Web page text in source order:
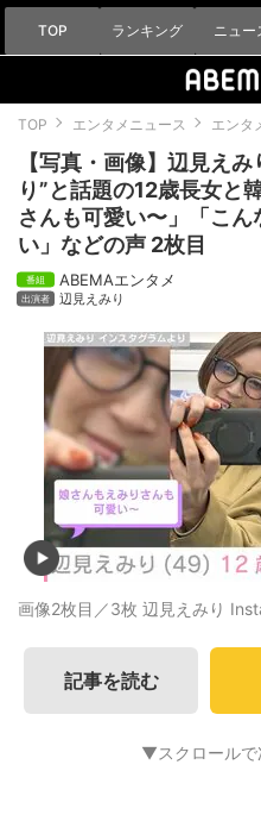
TOP ランキング ニュー
TOP エンタメニュース エンタ
【写真・画像】辺見え
り”と話題の12歳長女と
さんも可愛い〜」「こ
い」などの声 2枚目
ABEMAエンタメ
辺見えみり
画像2枚目／3枚 辺見えみり
記事を読む
▼スクロール